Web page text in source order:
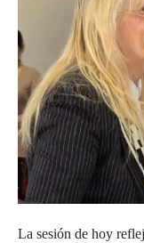
La sesión de hoy